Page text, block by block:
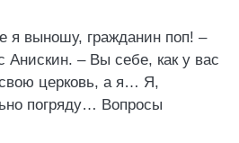
я выношу, гражданин поп! –
Анискин. – Вы себе, как у вас
свою церковь, а я… Я,
погряду… Вопросы